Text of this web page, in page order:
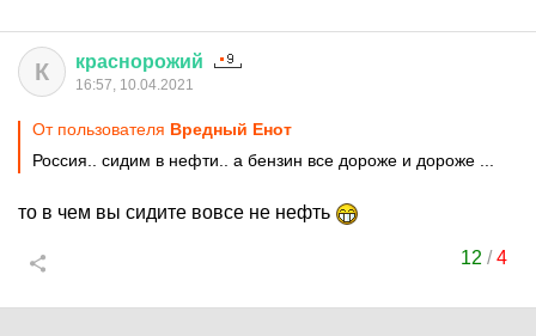
К краснорожий
16:57, 10.04.2021
От пользователя Вредный Енот
Россия.. сидим в нефти.. а бензин все дороже и дороже ...
то в чем вы сидите вовсе не нефть
12 /4